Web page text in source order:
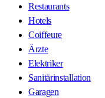
Restaurants
Hotels
Coiffeure
Ärzte
Elektriker
Sanitärinstallation
Garagen